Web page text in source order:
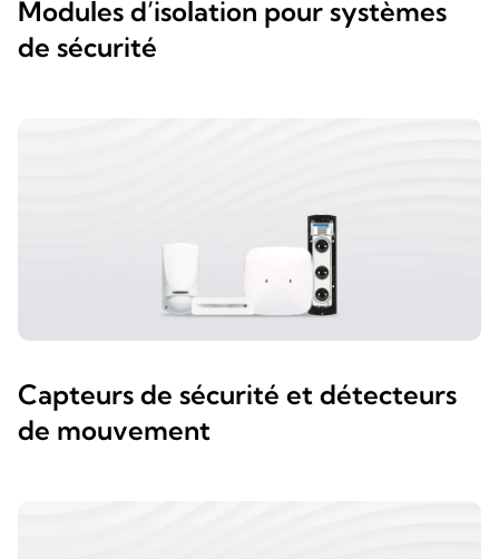
Modules d’isolation pour systèmes
de sécurité
Capteurs de sécurité et détecteurs
de mouvement